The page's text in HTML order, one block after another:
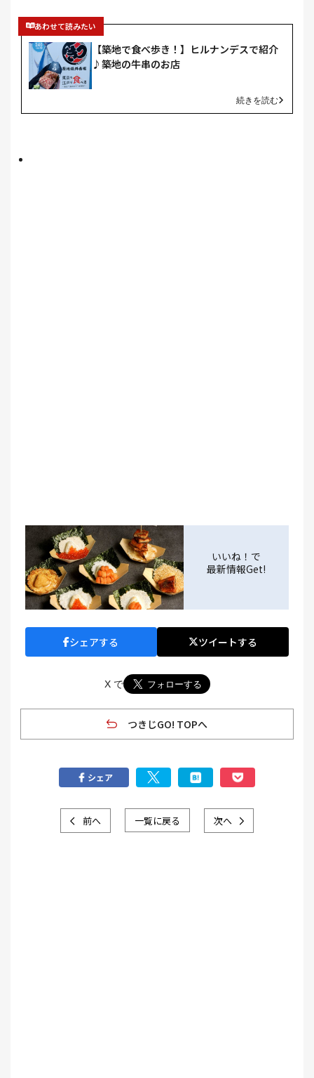
あわせて読みたい
【築地で食べ歩き！】ヒルナンデスで紹介
♪築地の牛串のお店
続きを読む
いいね！で
最新情報Get!
シェアする ツイートする
X で
つきじGO! TOPへ
シェア
前へ 一覧に戻る 次へ